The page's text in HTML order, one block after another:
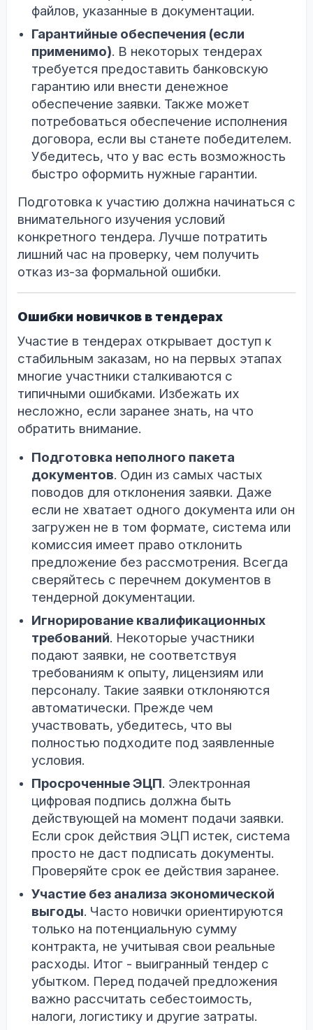
файлов, указанные в документации.
Гарантийные обеспечения (если
применимо). В некоторых тендерах
требуется предоставить банковскую
гарантию или внести денежное
обеспечение заявки. Также может
потребоваться обеспечение исполнения
договора, если вы станете победителем.
Убедитесь, что у вас есть возможность
быстро оформить нужные гарантии.
Подготовка к участию должна начинаться с
внимательного изучения условий
конкретного тендера. Лучше потратить
лишний час на проверку, чем получить
отказ из-за формальной ошибки.
Ошибки новичков в тендерах
Участие в тендерах открывает доступ к
стабильным заказам, но на первых этапах
многие участники сталкиваются с
типичными ошибками. Избежать их
несложно, если заранее знать, на что
обратить внимание.
Подготовка неполного пакета
документов. Один из самых частых
поводов для отклонения заявки. Даже
если не хватает одного документа или он
загружен не в том формате, система или
комиссия имеет право отклонить
предложение без рассмотрения. Всегда
сверяйтесь с перечнем документов в
тендерной документации.
Игнорирование квалификационных
требований. Некоторые участники
подают заявки, не соответствуя
требованиям к опыту, лицензиям или
персоналу. Такие заявки отклоняются
автоматически. Прежде чем
участвовать, убедитесь, что вы
полностью подходите под заявленные
условия.
Просроченные ЭЦП. Электронная
цифровая подпись должна быть
действующей на момент подачи заявки.
Если срок действия ЭЦП истек, система
просто не даст подписать документы.
Проверяйте срок ее действия заранее.
Участие без анализа экономической
выгоды. Часто новички ориентируются
только на потенциальную сумму
контракта, не учитывая свои реальные
расходы. Итог - выигранный тендер с
убытком. Перед подачей предложения
важно рассчитать себестоимость,
налоги, логистику и другие затраты.